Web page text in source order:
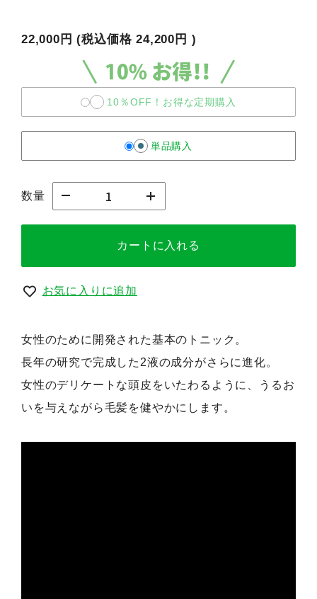
22,000円 (税込価格24,200円 )
単品購入
10％OFF！お得な定期購入
数量
カートに入れる
お気に入りに追加
女性のために開発された基本のトニック。
長年の研究で完成した2液の成分がさらに進化。
女性のデリケートな頭皮をいたわるように、うるお
いを与えながら毛髪を健やかにします。